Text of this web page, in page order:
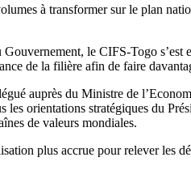
à transformer sur le plan
le CIFS-Togo
de la filière afin de faire
auprès du Ministre de
les orientations stratégiques du
de valeurs mondiales.
plus accrue pour relever les